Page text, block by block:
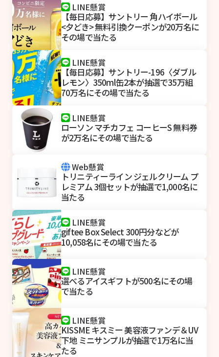
LINE懸賞
【毎日応募】サントリー 角ハイボール
<夕どき> 無料引換クーポンが20万名に
その場で当たる
LINE懸賞
【毎日応募】サントリー-196〈ダブル
レモン〉350ml缶2本が抽選で35万組
70万名にその場で当たる
LINE懸賞
ローソン マチカフェ コーヒーS 無料券
が2万名にその場で当たる
Web懸賞
トリニティーライン ジェルクリーム プ
レミアム 3個セットが抽選で1,000名に
当たる
LINE懸賞
giftee Box Select 300円分などが
10,058名にその場で当たる
LINE懸賞
選べるアイスギフトが500名にその場
で当たる
LINE懸賞
KISSME キスミー 美容液ファンデ＆UV
下地 ミニサンプルが抽選で1万名に当
たる